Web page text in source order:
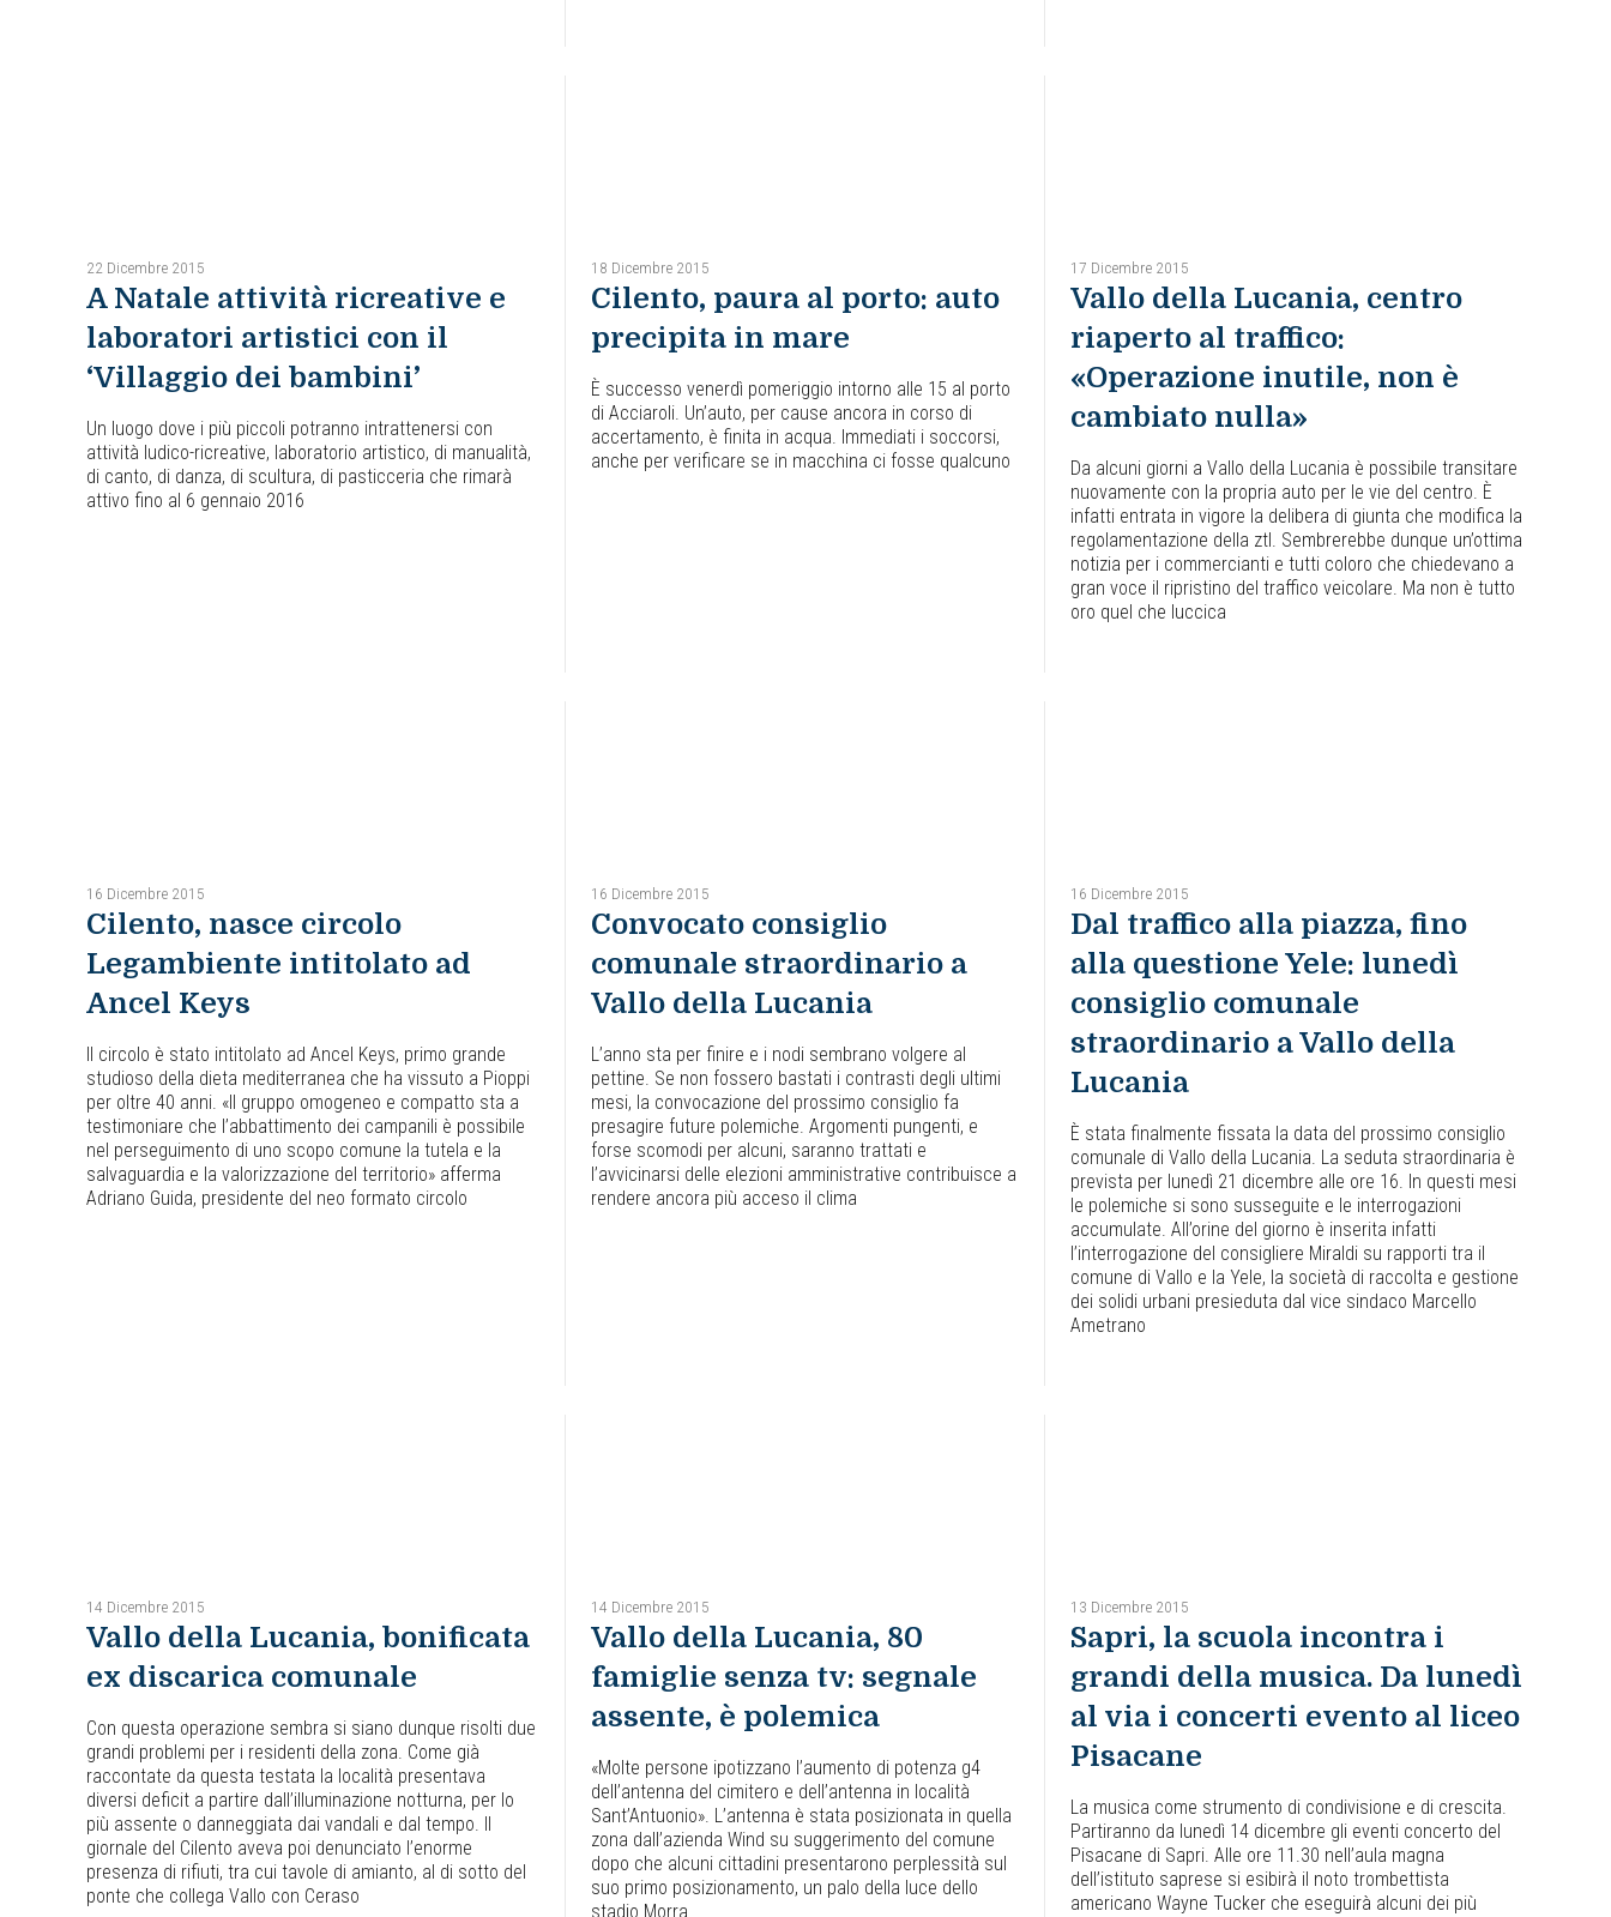
22 Dicembre 2015
A Natale attività ricreative e
laboratori artistici con il
‘Villaggio dei bambini’
Un luogo dove i più piccoli potranno intrattenersi con
attività ludico-ricreative, laboratorio artistico, di manualità,
di canto, di danza, di scultura, di pasticceria che rimarà
attivo fino al 6 gennaio 2016
18 Dicembre 2015
Cilento, paura al porto: auto
precipita in mare
È successo venerdì pomeriggio intorno alle 15 al porto
di Acciaroli. Un’auto, per cause ancora in corso di
accertamento, è finita in acqua. Immediati i soccorsi,
anche per verificare se in macchina ci fosse qualcuno
17 Dicembre 2015
Vallo della Lucania, centro
riaperto al traffico:
«Operazione inutile, non è
cambiato nulla»
Da alcuni giorni a Vallo della Lucania è possibile transitare
nuovamente con la propria auto per le vie del centro. È
infatti entrata in vigore la delibera di giunta che modifica la
regolamentazione della ztl. Sembrerebbe dunque un’ottima
notizia per i commercianti e tutti coloro che chiedevano a
gran voce il ripristino del traffico veicolare. Ma non è tutto
oro quel che luccica
16 Dicembre 2015
Cilento, nasce circolo
Legambiente intitolato ad
Ancel Keys
Il circolo è stato intitolato ad Ancel Keys, primo grande
studioso della dieta mediterranea che ha vissuto a Pioppi
per oltre 40 anni. «Il gruppo omogeneo e compatto sta a
testimoniare che l’abbattimento dei campanili è possibile
nel perseguimento di uno scopo comune la tutela e la
salvaguardia e la valorizzazione del territorio» afferma
Adriano Guida, presidente del neo formato circolo
16 Dicembre 2015
Convocato consiglio
comunale straordinario a
Vallo della Lucania
L’anno sta per finire e i nodi sembrano volgere al
pettine. Se non fossero bastati i contrasti degli ultimi
mesi, la convocazione del prossimo consiglio fa
presagire future polemiche. Argomenti pungenti, e
forse scomodi per alcuni, saranno trattati e
l’avvicinarsi delle elezioni amministrative contribuisce a
rendere ancora più acceso il clima
16 Dicembre 2015
Dal traffico alla piazza, fino
alla questione Yele: lunedì
consiglio comunale
straordinario a Vallo della
Lucania
È stata finalmente fissata la data del prossimo consiglio
comunale di Vallo della Lucania. La seduta straordinaria è
prevista per lunedì 21 dicembre alle ore 16. In questi mesi
le polemiche si sono susseguite e le interrogazioni
accumulate. All’orine del giorno è inserita infatti
l’interrogazione del consigliere Miraldi su rapporti tra il
comune di Vallo e la Yele, la società di raccolta e gestione
dei solidi urbani presieduta dal vice sindaco Marcello
Ametrano
14 Dicembre 2015
Vallo della Lucania, bonificata
ex discarica comunale
Con questa operazione sembra si siano dunque risolti due
grandi problemi per i residenti della zona. Come già
raccontate da questa testata la località presentava
diversi deficit a partire dall’illuminazione notturna, per lo
più assente o danneggiata dai vandali e dal tempo. Il
giornale del Cilento aveva poi denunciato l’enorme
presenza di rifiuti, tra cui tavole di amianto, al di sotto del
ponte che collega Vallo con Ceraso
14 Dicembre 2015
Vallo della Lucania, 80
famiglie senza tv: segnale
assente, è polemica
«Molte persone ipotizzano l’aumento di potenza g4
dell’antenna del cimitero e dell’antenna in località
Sant’Antuonio». L’antenna è stata posizionata in quella
zona dall’azienda Wind su suggerimento del comune
dopo che alcuni cittadini presentarono perplessità sul
suo primo posizionamento, un palo della luce dello
stadio Morra
13 Dicembre 2015
Sapri, la scuola incontra i
grandi della musica. Da lunedì
al via i concerti evento al liceo
Pisacane
La musica come strumento di condivisione e di crescita.
Partiranno da lunedì 14 dicembre gli eventi concerto del
Pisacane di Sapri. Alle ore 11.30 nell’aula magna
dell’istituto saprese si esibirà il noto trombettista
americano Wayne Tucker che eseguirà alcuni dei più